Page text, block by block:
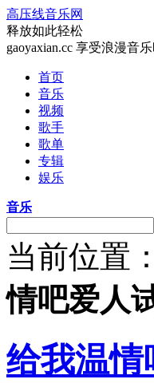
高压线音乐网
释放如此轻松
gaoyaxian.cc 享受浪漫音
首页
音乐
视频
歌手
歌单
专辑
娱乐
音乐
当前位置：
情吧爱人
给我温情